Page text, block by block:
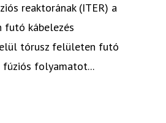
reaktorának (ITER) a
futó kábelezés
tórusz felületen futó
fúziós folyamatot...